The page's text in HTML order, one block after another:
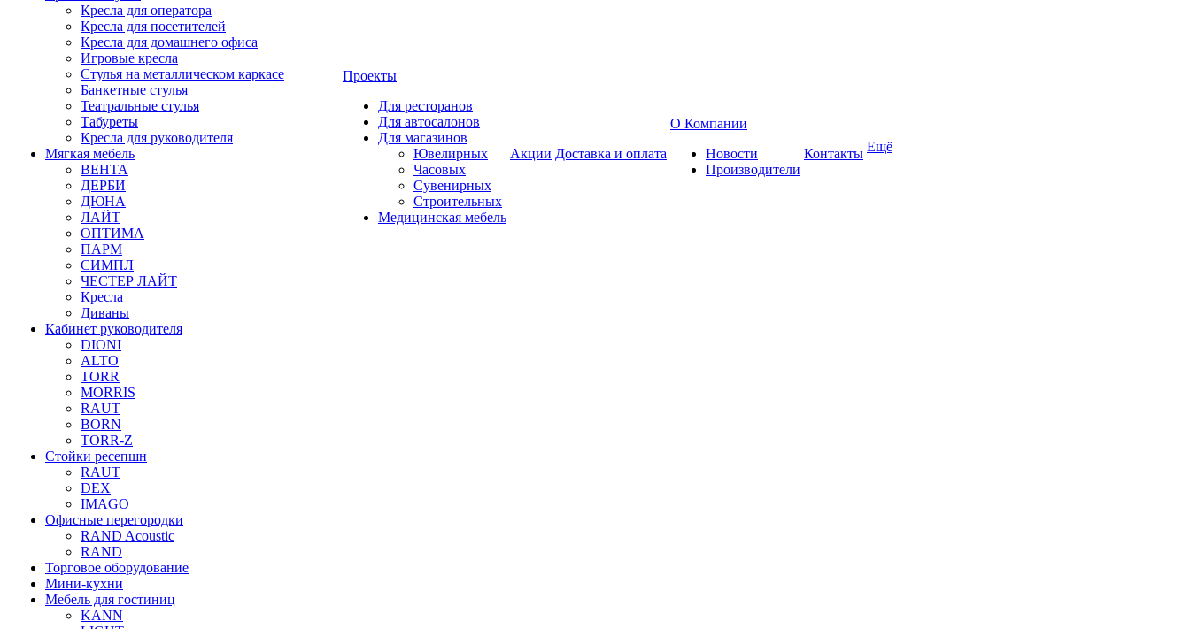
Кресла для оператора
Кресла для посетителей
Кресла для домашнего офиса
Игровые кресла
Стулья на металлическом каркасе
Банкетные стулья
Театральные стулья
Табуреты
Кресла для руководителя
Мягкая мебель
ВЕНТА
ДЕРБИ
ДЮНА
ЛАЙТ
ОПТИМА
ПАРМ
СИМПЛ
ЧЕСТЕР ЛАЙТ
Кресла
Диваны
Кабинет руководителя
DIONI
ALTO
TORR
MORRIS
RAUT
BORN
TORR-Z
Стойки ресепшн
RAUT
DEX
IMAGO
Офисные перегородки
RAND Acoustic
RAND
Торговое оборудование
Мини-кухни
Мебель для гостиниц
KANN
Проекты
Для ресторанов
Для автосалонов
Для магазинов
Ювелирных
Часовых
Сувенирных
Строительных
Медицинская мебель
Акции Доставка и оплата
О Компании
Новости
Производители
Контакты Ещё